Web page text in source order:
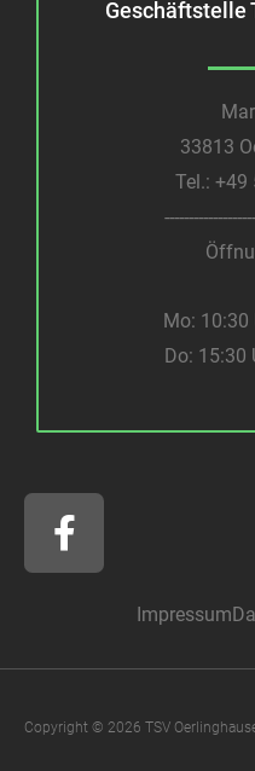
Geschäftstelle
33813
Tel.: +49
Mo: 10:30
Do: 15:30
F
a
c
o
k
Impressum
Copyright © 2026 TSV